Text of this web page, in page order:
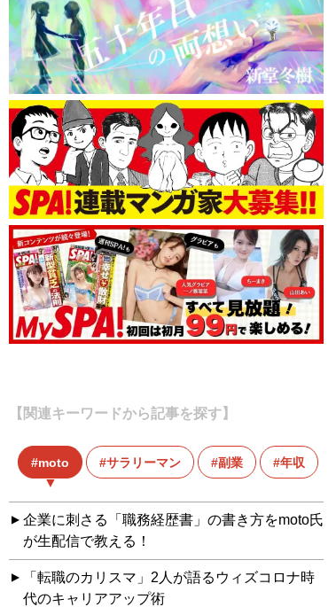
【関連キーワードから記事を探す】
moto サラリーマン 副業 年収
企業に刺さる「職務経歴書」の書き方をmoto氏
が生配信で教える！
「転職のカリスマ」2人が語るウィズコロナ時
代のキャリアアップ術